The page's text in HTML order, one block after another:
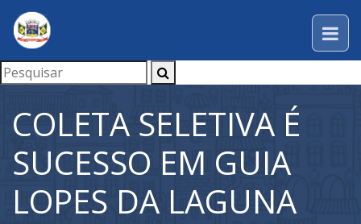
COLETA SELETIVA É
SUCESSO EM GUIA
LOPES DA LAGUNA